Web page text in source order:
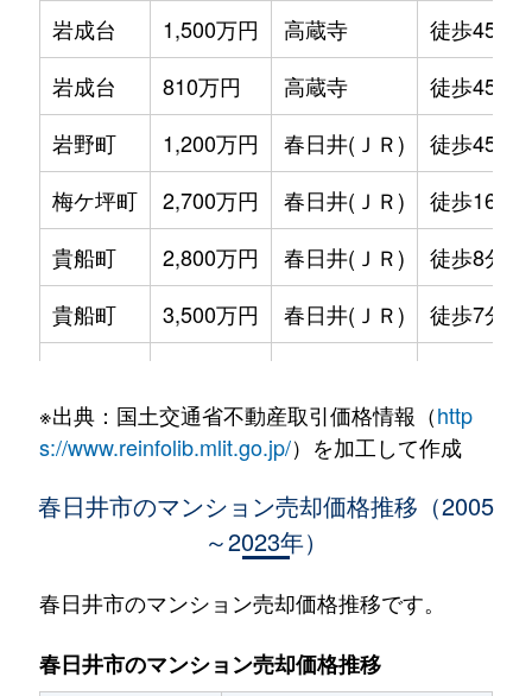
岩成台
1,500万円 高蔵寺
徒歩45分
岩成台
810万円 高蔵寺
徒歩45分
岩野町
1,200万円 春日井(ＪＲ)
徒歩45分
梅ケ坪町
2,700万円 春日井(ＪＲ)
徒歩16分
貴船町
2,800万円 春日井(ＪＲ)
徒歩8分
貴船町
3,500万円 春日井(ＪＲ)
徒歩7分
高蔵寺町
3,000万円 高蔵寺
徒歩2分
4,200万円 高蔵寺
篠木町
1,200万円 春日井(ＪＲ)
上条町
2,500万円 春日井(ＪＲ)
※出典：国土交通省不動産取引価格情報（http
s://www.reinfolib.mlit.go.jp/）を加工して作成
春日井市のマンション売却価格推移（2005
～2023年）
春日井市のマンション売却価格推移です。
春日井市のマンション売却価格推移